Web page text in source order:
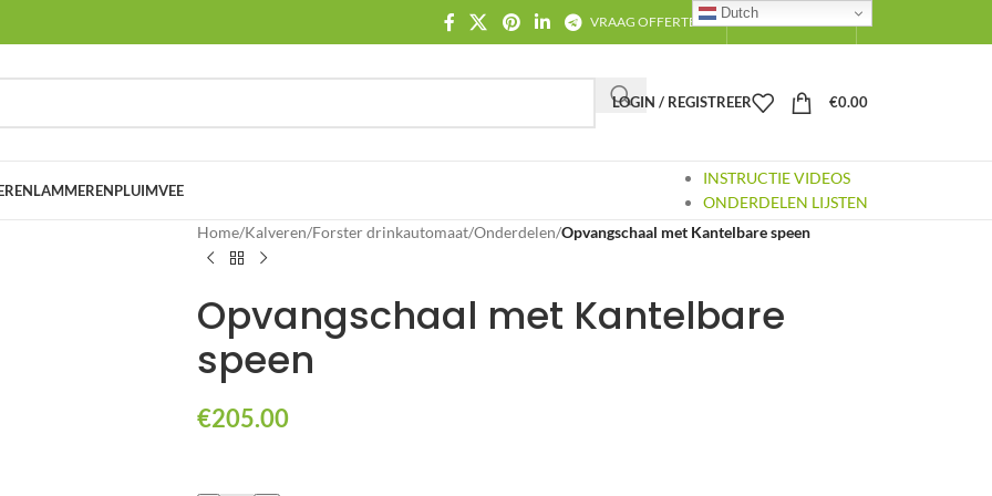
VRAAG OFFERTE AANCONTACTOVER ONS
LOGIN / REGISTREER €0.00
LAMMERENPLUIMVEE
INSTRUCTIE VIDEOS
ONDERDELEN LIJSTEN
Home/Kalveren/Forster drinkautomaat/Onderdelen/Opvangschaal met Kantelbare speen
Opvangschaal met Kantelbare
speen
€205.00
Dutch